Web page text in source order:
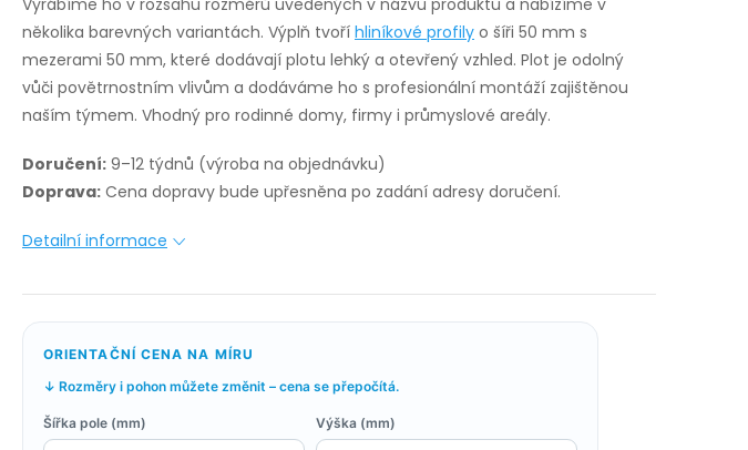
Vyrábíme ho v rozsahu rozměrů uvedených v názvu produktu a nabízíme v
několika barevných variantách. Výplň tvoří hliníkové profily o šíři 50 mm s
mezerami 50 mm, které dodávají plotu lehký a otevřený vzhled. Plot je odolný
vůči povětrnostním vlivům a dodáváme ho s profesionální montáží zajištěnou
naším týmem. Vhodný pro rodinné domy, firmy i průmyslové areály.
Doručení: 9–12 týdnů (výroba na objednávku)
Doprava: Cena dopravy bude upřesněna po zadání adresy doručení.
Detailní informace
ORIENTAČNÍ CENA NA MÍRU
↓ Rozměry i pohon můžete změnit – cena se přepočítá.
Šířka pole (mm) Výška (mm)